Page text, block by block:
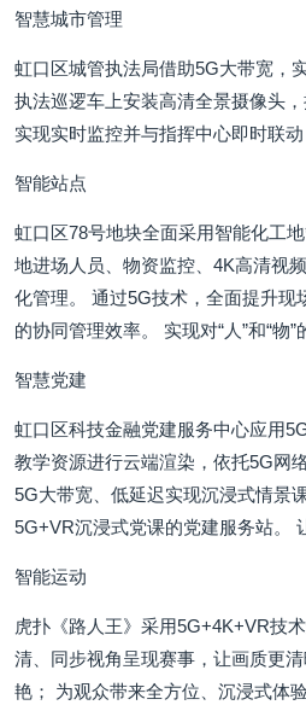
智慧城市管理
虹口区城管执法局借助5G大带宽，
执法巡逻车上安装高清全景摄像头
实现实时监控并与指挥中心即时联
智能站点
虹口区78号地块全面采用智能化工
地进场人员、物资监控、4K高清视
化管理。 通过5G技术，全面提升现
的协同管理效率。 实现对“人”和“物”
智慧党建
虹口区科技金融党建服务中心应用
教学资源进行云端渲染，依托5G网
5G大带宽、低延迟实现沉浸式情景
5G+VR沉浸式党课的党建服务站。
智能运动
虎扑《路人王》采用5G+4K+VR技
清、同步视角呈现赛事，让画质更
艳； 为观众带来全方位、沉浸式体